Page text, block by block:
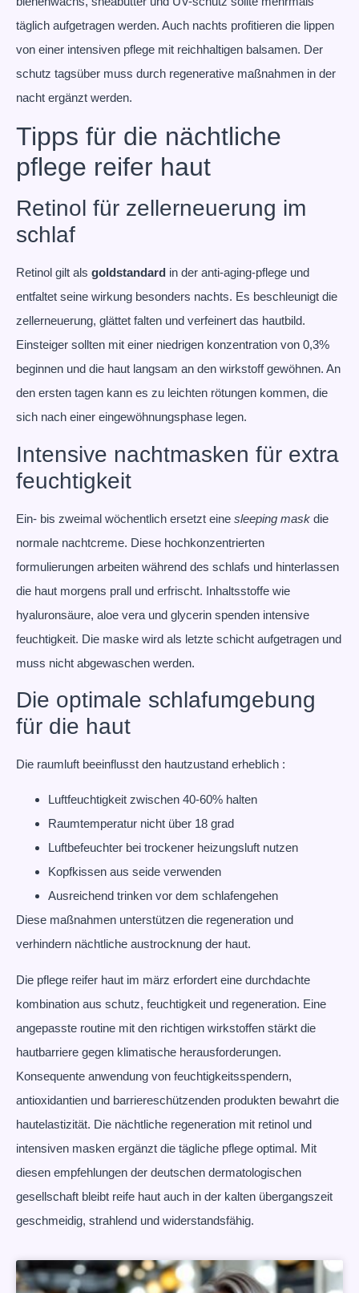
täglich aufgetragen werden. Auch nachts profitieren die lippen
von einer intensiven pflege mit reichhaltigen balsamen. Der
schutz tagsüber muss durch regenerative maßnahmen in der
nacht ergänzt werden.
Tipps für die nächtliche
pflege reifer haut
Retinol für zellerneuerung im
schlaf
Retinol gilt als goldstandard in der anti-aging-pflege und
entfaltet seine wirkung besonders nachts. Es beschleunigt die
zellerneuerung, glättet falten und verfeinert das hautbild.
Einsteiger sollten mit einer niedrigen konzentration von 0,3%
beginnen und die haut langsam an den wirkstoff gewöhnen. An
den ersten tagen kann es zu leichten rötungen kommen, die
sich nach einer eingewöhnungsphase legen.
Intensive nachtmasken für extra
feuchtigkeit
Ein- bis zweimal wöchentlich ersetzt eine sleeping mask die
normale nachtcreme. Diese hochkonzentrierten
formulierungen arbeiten während des schlafs und hinterlassen
die haut morgens prall und erfrischt. Inhaltsstoffe wie
hyaluronsäure, aloe vera und glycerin spenden intensive
feuchtigkeit. Die maske wird als letzte schicht aufgetragen und
muss nicht abgewaschen werden.
Die optimale schlafumgebung
für die haut
Die raumluft beeinflusst den hautzustand erheblich :
Luftfeuchtigkeit zwischen 40-60% halten
Raumtemperatur nicht über 18 grad
Luftbefeuchter bei trockener heizungsluft nutzen
Kopfkissen aus seide verwenden
Ausreichend trinken vor dem schlafengehen
Diese maßnahmen unterstützen die regeneration und
verhindern nächtliche austrocknung der haut.
Die pflege reifer haut im märz erfordert eine durchdachte
kombination aus schutz, feuchtigkeit und regeneration. Eine
angepasste routine mit den richtigen wirkstoffen stärkt die
hautbarriere gegen klimatische herausforderungen.
Konsequente anwendung von feuchtigkeitsspendern,
antioxidantien und barriereschützenden produkten bewahrt die
hautelastizität. Die nächtliche regeneration mit retinol und
intensiven masken ergänzt die tägliche pflege optimal. Mit
diesen empfehlungen der deutschen dermatologischen
gesellschaft bleibt reife haut auch in der kalten übergangszeit
geschmeidig, strahlend und widerstandsfähig.